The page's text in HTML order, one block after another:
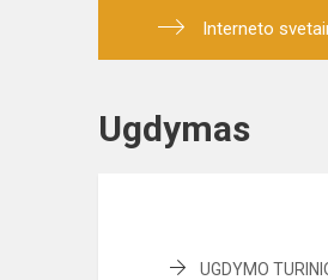
Interneto
Ugdymas
UGDYMO